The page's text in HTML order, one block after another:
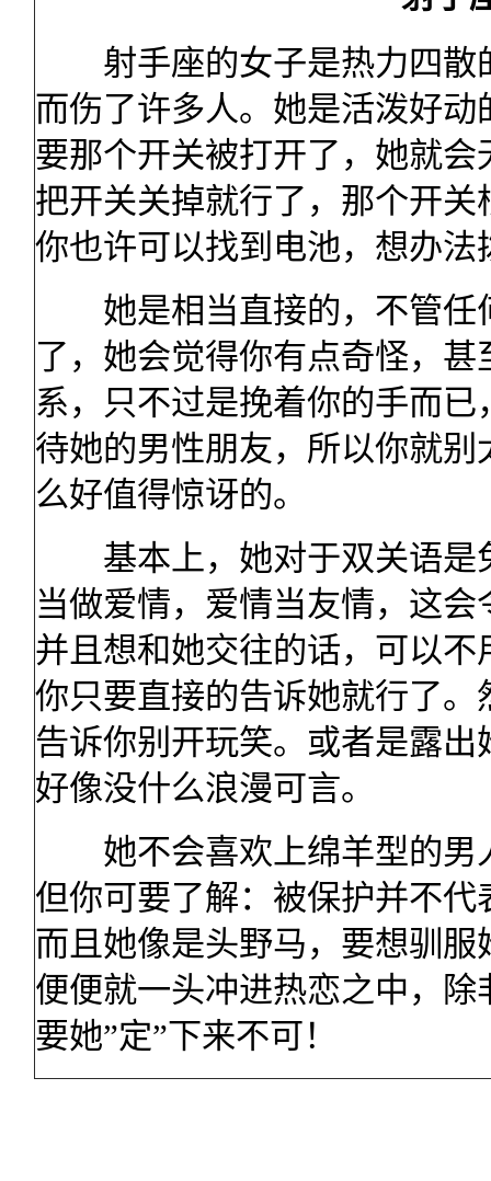
射手座的女子是热力四散
而伤了许多人。她是活泼好
要那个开关被打开了，她就
把开关关掉就行了，那个开
你也许可以找到电池，想办
她是相当直接的，不管任
了，她会觉得你有点奇怪，
系，只不过是挽着你的手而
待她的男性朋友，所以你就
么好值得惊讶的。
基本上，她对于双关语是
当做爱情，爱情当友情，这
并且想和她交往的话，可以
你只要直接的告诉她就行了
告诉你别开玩笑。或者是露
好像没什么浪漫可言。
她不会喜欢上绵羊型的男
但你可要了解：被保护并不
而且她像是头野马，要想驯
便便就一头冲进热恋之中，
要她”定”下来不可！